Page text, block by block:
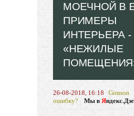
МОЕЧНОЙ В
ПРИМЕРЫ
ИНТЕРЬЕРА -
«НЕЖИЛЫЕ
26-08-2018, 16:18 Gimson
ошибку?
Мы в Я